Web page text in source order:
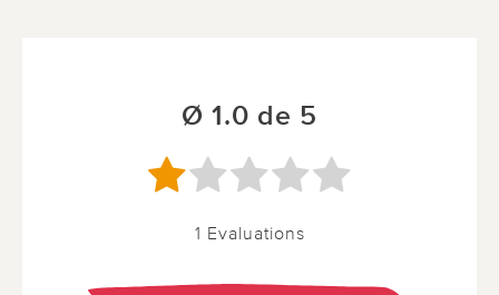
Ø 1.0 de 5
1 Evaluations